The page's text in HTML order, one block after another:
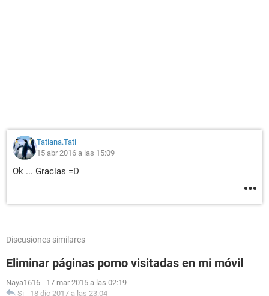
Tatiana.Tati
15 abr 2016 a las 15:09
Ok ... Gracias =D
Discusiones similares
Eliminar páginas porno visitadas en mi móvil
Naya1616 - 17 mar 2015 a las 02:19
Si - 18 dic 2017 a las 23:04